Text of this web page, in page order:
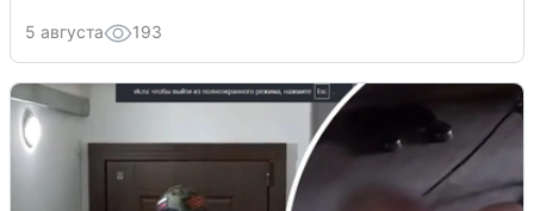
5 августа 193